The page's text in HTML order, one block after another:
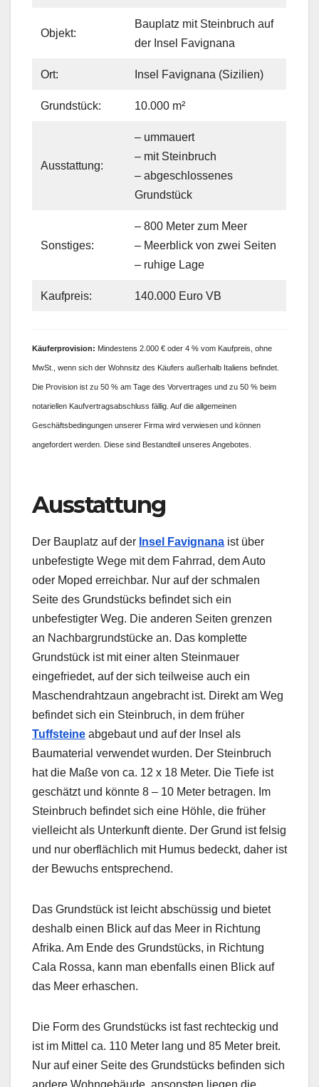
Objekt:
Bauplatz mit Steinbruch auf
der Insel Favignana
Ort: Insel Favignana (Sizilien)
Grundstück: 10.000 m²
Ausstattung:
– ummauert
– mit Steinbruch
– abgeschlossenes
Grundstück
Sonstiges:
– 800 Meter zum Meer
– Meerblick von zwei Seiten
– ruhige Lage
Kaufpreis: 140.000 Euro VB
Käuferprovision: Mindestens 2.000 € oder 4 % vom Kaufpreis, ohne
MwSt., wenn sich der Wohnsitz des Käufers außerhalb Italiens befindet.
Die Provision ist zu 50 % am Tage des Vorvertrages und zu 50 % beim
notariellen Kaufvertragsabschluss fällig. Auf die allgemeinen
Geschäftsbedingungen unserer Firma wird verwiesen und können
angefordert werden. Diese sind Bestandteil unseres Angebotes.
Ausstattung
Der Bauplatz auf der Insel Favignana ist über
unbefestigte Wege mit dem Fahrrad, dem Auto
oder Moped erreichbar. Nur auf der schmalen
Seite des Grundstücks befindet sich ein
unbefestigter Weg. Die anderen Seiten grenzen
an Nachbargrundstücke an. Das komplette
Grundstück ist mit einer alten Steinmauer
eingefriedet, auf der sich teilweise auch ein
Maschendrahtzaun angebracht ist. Direkt am Weg
befindet sich ein Steinbruch, in dem früher
Tuffsteine abgebaut und auf der Insel als
Baumaterial verwendet wurden. Der Steinbruch
hat die Maße von ca. 12 x 18 Meter. Die Tiefe ist
geschätzt und könnte 8 – 10 Meter betragen. Im
Steinbruch befindet sich eine Höhle, die früher
vielleicht als Unterkunft diente. Der Grund ist felsig
und nur oberflächlich mit Humus bedeckt, daher ist
der Bewuchs entsprechend.
Das Grundstück ist leicht abschüssig und bietet
deshalb einen Blick auf das Meer in Richtung
Afrika. Am Ende des Grundstücks, in Richtung
Cala Rossa, kann man ebenfalls einen Blick auf
das Meer erhaschen.
Die Form des Grundstücks ist fast rechteckig und
ist im Mittel ca. 110 Meter lang und 85 Meter breit.
Nur auf einer Seite des Grundstücks befinden sich
andere Wohngebäude, ansonsten liegen die